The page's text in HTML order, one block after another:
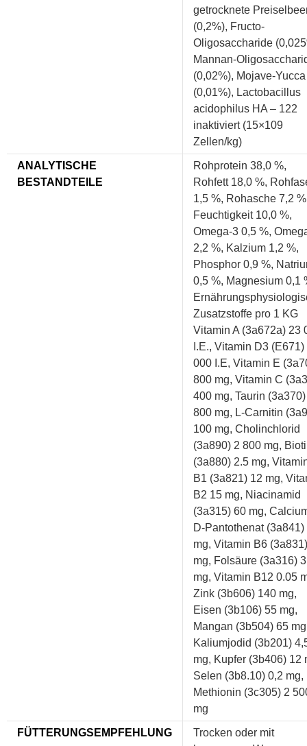
getrocknete
(0,2%), Fructo-
Oligosaccharide
Mannan-
(0,02%), Mojave-Yucca
(0,01%), Lactobacillus
acidophilus HA – 122
inaktiviert (15×109
Zellen/kg)
ANALYTISCHE
BESTANDTEILE
Rohprotein 38,0 %,
Rohfett 18,0 %,
1,5 %, Rohasche 7,2
Feuchtigkeit 10,0 %,
Omega-3 0,5 %,
2,2 %, Kalzium 1,2 %,
Phosphor 0,9 %,
0,5 %, Magnesium 0,1
Zusatzstoffe pro 1 KG
Vitamin A (3a672a) 23
I.E., Vitamin D3 (E671)
000 I.E, Vitamin E
800 mg, Vitamin C
400 mg, Taurin
800 mg, L-Carnitin
100 mg, Cholinchlorid
(3a890) 2 800 mg,
(3a880) 2.5 mg,
B1 (3a821) 12 mg,
B2 15 mg, Niacinamid
(3a315) 60 mg,
D-Pantothenat (3a841)
mg, Vitamin B6
mg, Folsäure (3a316) 3
mg, Vitamin B12 0.05
Zink (3b606) 140 mg,
Eisen (3b106) 55 mg,
Mangan (3b504) 65
Kaliumjodid (3b201)
mg, Kupfer (3b406) 12
Selen (3b8.10) 0,2 mg,
Methionin (3c305) 2
mg
FÜTTERUNGSEMPFEHLUNG
Trocken oder mit